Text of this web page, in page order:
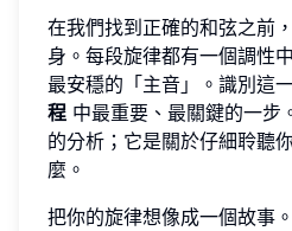
在我們找到正確的和弦之前
身。每段旋律都有一個調
最安穩的「主音」。識別這
程 中最重要、最關鍵的一步
的分析；它是關於仔細聆聽
麼。
把你的旋律想像成一個故事